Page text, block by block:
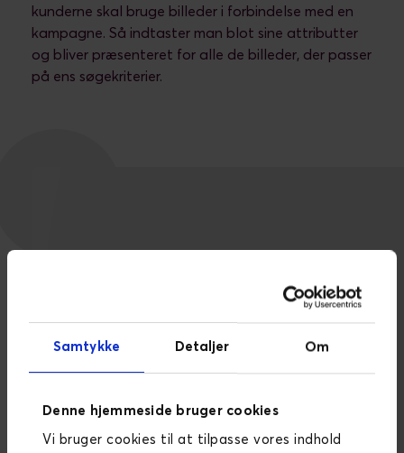
Samtykke Detaljer Om
Denne hjemmeside bruger cookies
Vi bruger cookies til at tilpasse vores indhold
kunderne skal bruge billeder i forbindelse med en
kampagne. Så indtaster man blot sine attributter
og bliver præsenteret for alle de billeder, der passer
på ens søgekriterier.